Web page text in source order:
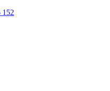
152